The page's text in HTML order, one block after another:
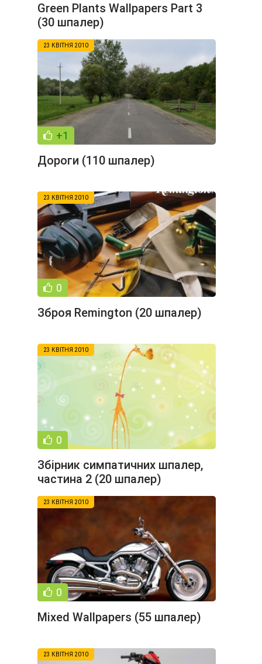
Green Plants Wallpapers Part 3
(30 шпалер)
23 КВІТНЯ 2010
+1
Дороги (110 шпалер)
23 КВІТНЯ 2010
0
Зброя Remington (20 шпалер)
23 КВІТНЯ 2010
0
Збірник симпатичних шпалер,
частина 2 (20 шпалер)
23 КВІТНЯ 2010
0
Mixed Wallpapers (55 шпалер)
23 КВІТНЯ 2010